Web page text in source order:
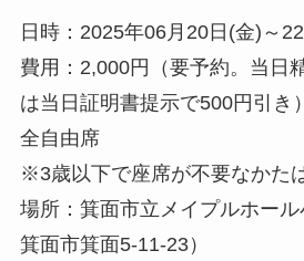
日時：2025年06月20日(金)～
費用：2,000円（要予約。当日
は当日証明書提示で500円引き）
全自由席
※3歳以下で座席が不要なかた
場所：箕面市立メイプルホー
箕面市箕面5-11-23）